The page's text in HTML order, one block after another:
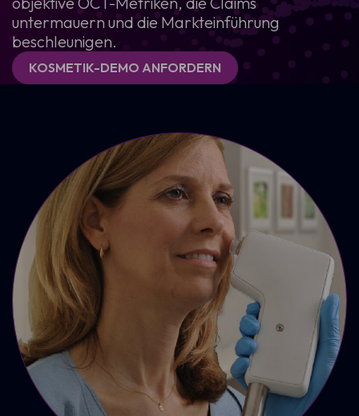
untermauern und die Markteinführung
beschleunigen.
KOSMETIK-DEMO ANFORDERN